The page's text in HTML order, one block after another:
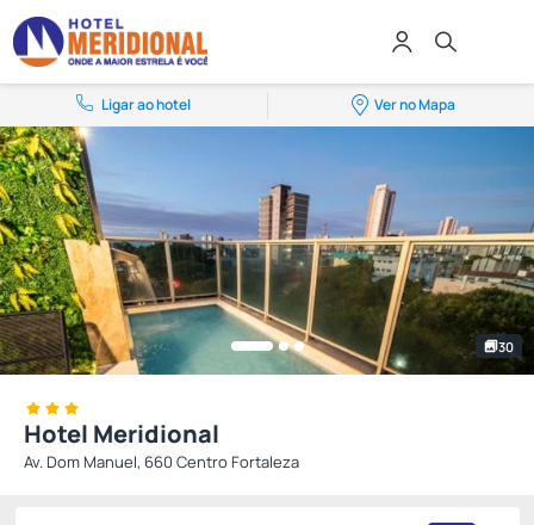
Ligar ao hotel Ver no Mapa
30
Hotel Meridional
Av. Dom Manuel, 660 Centro Fortaleza